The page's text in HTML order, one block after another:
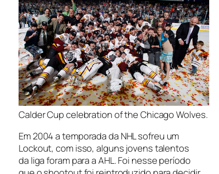
Calder Cup celebration of the Chicago Wolves.
Em 2004 a temporada da NHL sofreu um
Lockout, com isso, alguns jovens talentos
da liga foram para a AHL. Foi nesse período